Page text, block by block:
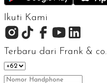
Ikuti Kami
Terbaru dari Frank & co.